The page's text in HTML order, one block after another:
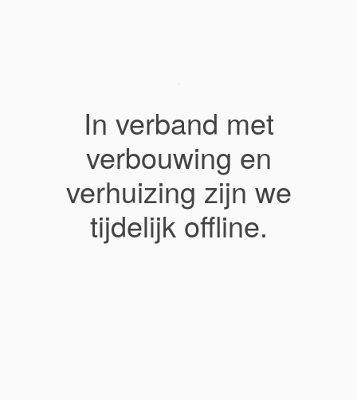
In verband met
verbouwing en
verhuizing zijn we
tijdelijk offline.